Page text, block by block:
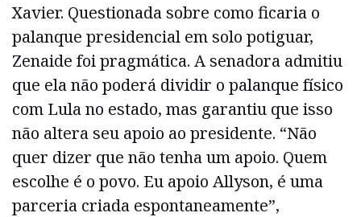
Xavier. Questionada sobre como ficaria o
palanque presidencial em solo potiguar,
Zenaide foi pragmática. A senadora admitiu
que ela não poderá dividir o palanque físico
com Lula no estado, mas garantiu que isso
não altera seu apoio ao presidente. “Não
quer dizer que não tenha um apoio. Quem
escolhe é o povo. Eu apoio Allyson, é uma
parceria criada espontaneamente”,